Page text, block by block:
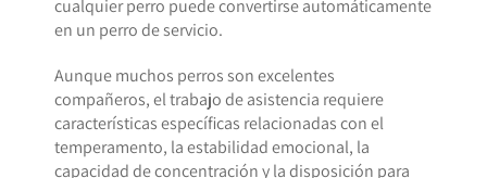
cualquier perro puede convertirse automáticamente
en un perro de servicio.
Aunque muchos perros son excelentes
compañeros, el trabajo de asistencia requiere
características específicas relacionadas con el
temperamento, la estabilidad emocional, la
capacidad de concentración y la disposición para